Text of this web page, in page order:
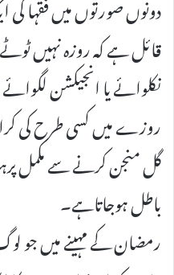
قائل ہے کہ روزہ نہیں
نکلوائے یا انجیکشن
روزے میں کسی طرح کی
گل منجن کرنے سے مکمل
باطل ہوجاتاہے۔
رمضان کے مہینے میں جو لوگ